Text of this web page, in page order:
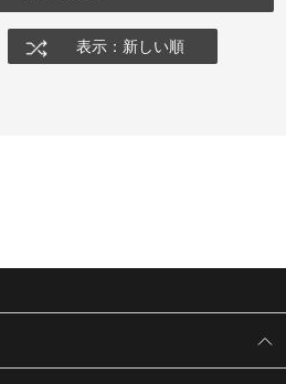
表示：新しい順